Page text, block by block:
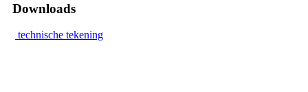
Downloads
technische tekening